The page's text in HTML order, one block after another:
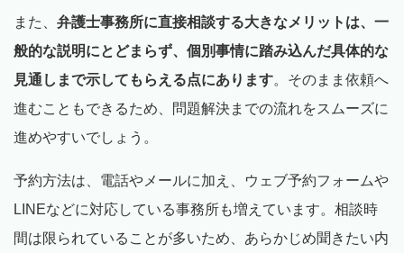
また、 弁護士事務所に直接相談する大きなメリットは、一
般的な説明にとどまらず、個別事情に踏み込んだ具体的な
見通しまで示してもらえる点にあります。そのまま依頼へ
進むこともできるため、問題解決までの流れをスムーズに
進めやすいでしょう。
予約方法は、電話やメールに加え、ウェブ予約フォームや
LINEなどに対応している事務所も増えています。相談時
間は限られていることが多いため、あらかじめ聞きたい内